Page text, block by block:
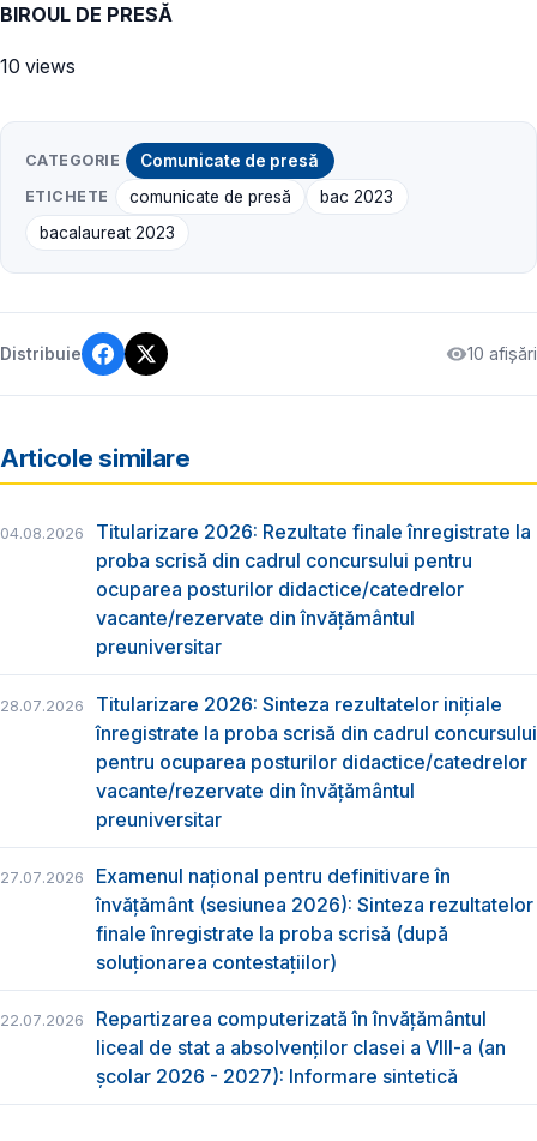
BIROUL DE PRESĂ
10 views
CATEGORIE Comunicate de presă
ETICHETE comunicate de presă
bac 2023
bacalaureat 2023
Distribuie 10 afișări
Articole similare
04.08.2026
Titularizare 2026: Rezultate finale înregistrate la
proba scrisă din cadrul concursului pentru
ocuparea posturilor didactice/catedrelor
vacante/rezervate din învăţământul
preuniversitar
28.07.2026
Titularizare 2026: Sinteza rezultatelor inițiale
înregistrate la proba scrisă din cadrul concursului
pentru ocuparea posturilor didactice/catedrelor
vacante/rezervate din învăţământul
preuniversitar
27.07.2026
Examenul național pentru definitivare în
învățământ (sesiunea 2026): Sinteza rezultatelor
finale înregistrate la proba scrisă (după
soluționarea contestațiilor)
22.07.2026
Repartizarea computerizată în învăţământul
liceal de stat a absolvenţilor clasei a VIII-a (an
școlar 2026 - 2027): Informare sintetică